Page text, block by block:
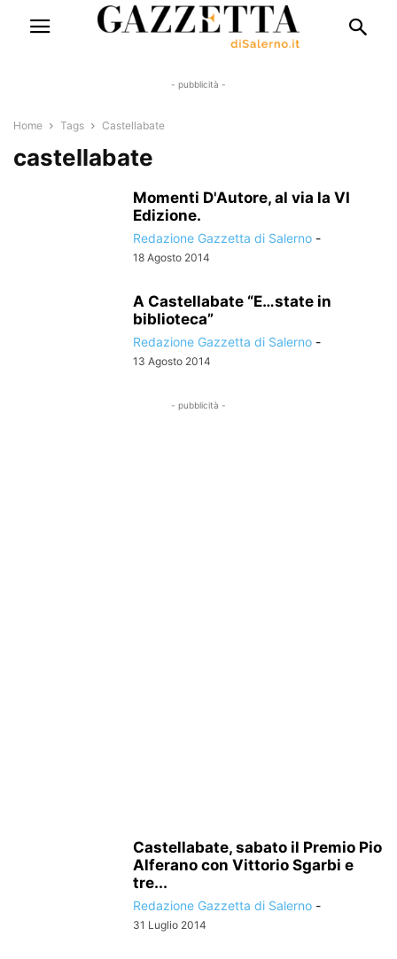
- pubblicità -
Home Tags Castellabate
castellabate
Momenti D'Autore, al via la VI
Edizione.
Redazione Gazzetta di Salerno -
18 Agosto 2014
A Castellabate “E…state in
biblioteca”
Redazione Gazzetta di Salerno -
13 Agosto 2014
- pubblicità -
Castellabate, sabato il Premio Pio
Alferano con Vittorio Sgarbi e
tre...
Redazione Gazzetta di Salerno -
31 Luglio 2014